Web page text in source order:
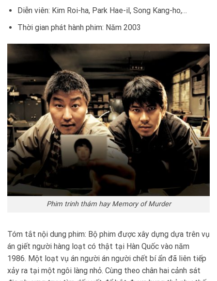
Diễn viên: Kim Roi-ha, Park Hae-il, Song Kang-ho,…
Thời gian phát hành phim: Năm 2003
Phim trinh thám hay Memory of Murder
Tóm tắt nội dung phim: Bộ phim được xây dựng dựa trên vụ
án giết người hàng loạt có thật tại Hàn Quốc vào năm
1986. Một loạt vụ án người án người chết bí ẩn đã liên tiếp
xảy ra tại một ngôi làng nhỏ. Cùng theo chân hai cảnh sát